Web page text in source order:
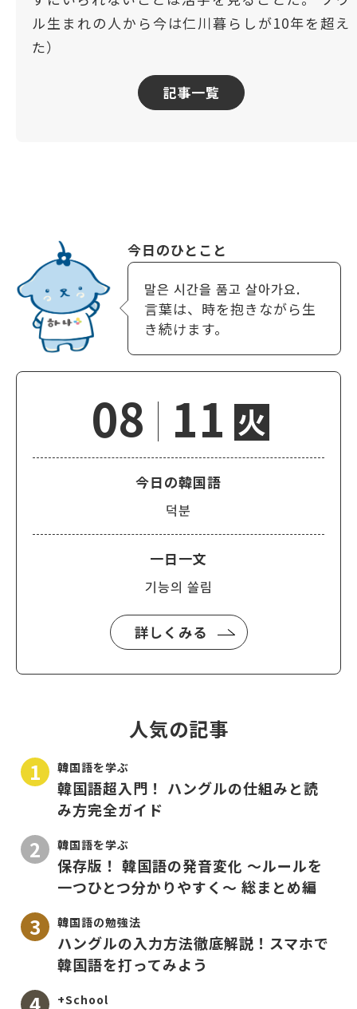
ル生まれの人から今は仁川暮らしが10年を超え
た）
記事一覧
今日のひとこと
말은 시간을 품고 살아가요.
言葉は、時を抱きながら生
き続けます。
08 11 火
今日の韓国語
덕분
一日一文
기능의 쏠림
詳しくみる
人気の記事
韓国語を学ぶ
韓国語超入門！ ハングルの仕組みと読
み方完全ガイド
韓国語を学ぶ
保存版！ 韓国語の発音変化 〜ルールを
一つひとつ分かりやすく〜 総まとめ編
韓国語の勉強法
ハングルの入力方法徹底解説！スマホで
韓国語を打ってみよう
+School